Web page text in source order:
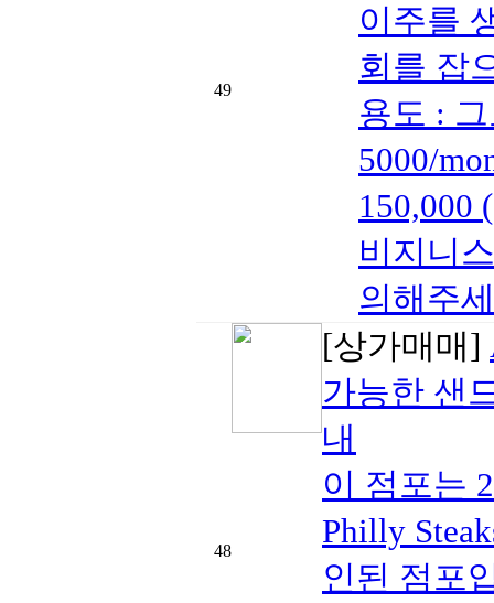
49
이주를
회를 잡
용도 :
5000/
150,000
비지니
의해주
48
[상가매매]
가능한 샌
내
이 점포는
Philly
인된 점포